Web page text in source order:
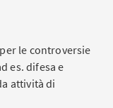
le controversie
es. difesa e
attività di